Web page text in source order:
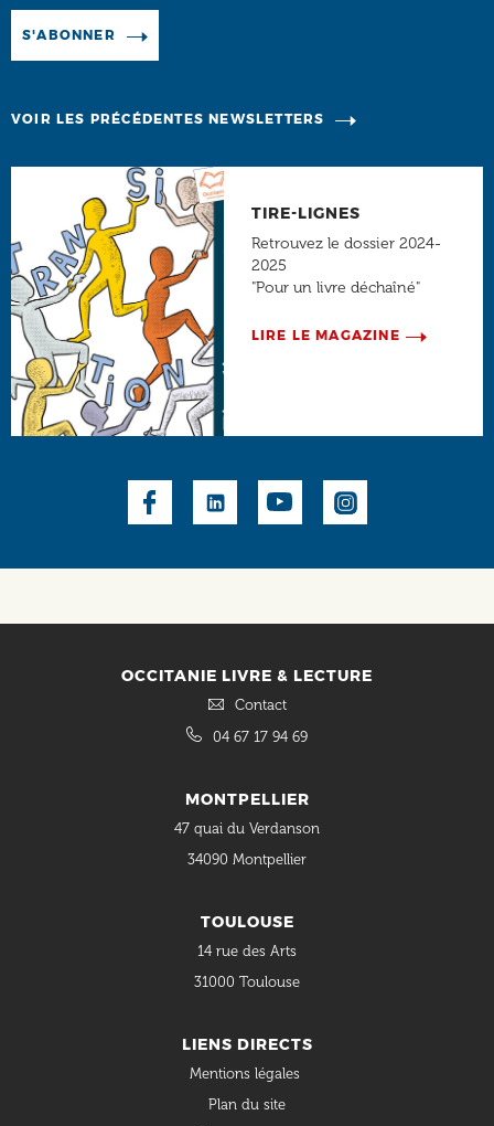
S'ABONNER
VOIR LES PRÉCÉDENTES NEWSLETTERS
TIRE-LIGNES
Retrouvez le dossier 2024-
2025
"Pour un livre déchaîné"
LIRE LE MAGAZINE
OCCITANIE LIVRE & LECTURE
Contact
04 67 17 94 69
MONTPELLIER
47 quai du Verdanson
34090 Montpellier
TOULOUSE
14 rue des Arts
31000 Toulouse
LIENS DIRECTS
Mentions légales
Plan du site